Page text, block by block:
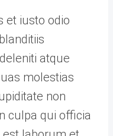
et iusto odio
atque
molestias
non
culpa qui officia